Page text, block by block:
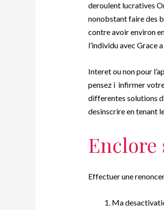
deroulent lucratives
nonobstant faire des
contre avoir environ
l’individu avec Grace
Interet ou non pour
pensez i infirmer
differentes solutions
desinscrire en tenant
Enclore
Effectuer une
Ma